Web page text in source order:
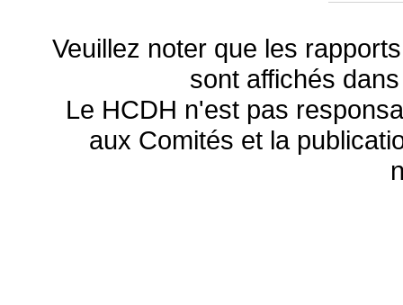
Veuillez noter que les
sont affichés
Le HCDH n'est pas
aux Comités et la